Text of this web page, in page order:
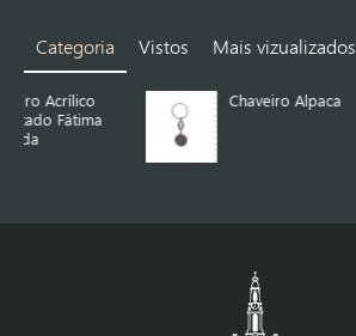
Categoria Vistos Mais vizualizados
Chaveiro Alpaca